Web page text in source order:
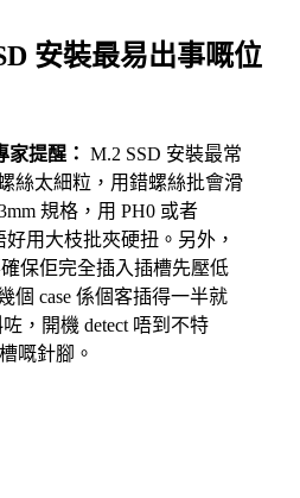
安裝最易出事嘅位
提醒： M.2 SSD 安裝最常
絲太細粒，用錯螺絲批會滑
規格，用 PH0 或者
用大枝批夾硬扭。另外，
保佢完全插入插槽先壓低
case 係個客插得一半就
，開機 detect 唔到不特
嘅針腳。